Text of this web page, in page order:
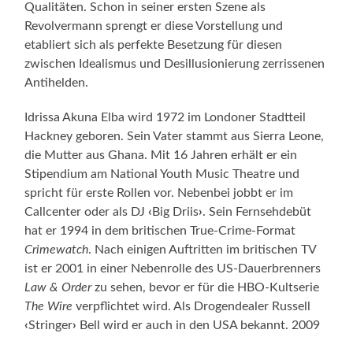
Qualitäten. Schon in seiner ersten Szene als
Revolvermann sprengt er diese Vorstellung und
etabliert sich als perfekte Besetzung für diesen
zwischen Idealismus und Desillusionierung zerrissenen
Antihelden.
Idrissa Akuna Elba wird 1972 im Londoner Stadtteil
Hackney geboren. Sein Vater stammt aus Sierra Leone,
die Mutter aus Ghana. Mit 16 Jahren erhält er ein
Stipendium am National Youth Music Theatre und
spricht für erste Rollen vor. Nebenbei jobbt er im
Callcenter oder als DJ‹ Big Driis›. Sein Fernsehdebüt
hat er 1994 in dem britischen True-Crime-Format
Crimewatch. Nach einigen Auftritten im britischen TV
ist er 2001 in einer Nebenrolle des US-Dauerbrenners
Law & Orderzu sehen, bevor er für die HBO-Kultserie
The Wire verpflichtet wird. Als Drogendealer Russell
‹Stringer› Bell wird er auch in den USA bekannt. 2009